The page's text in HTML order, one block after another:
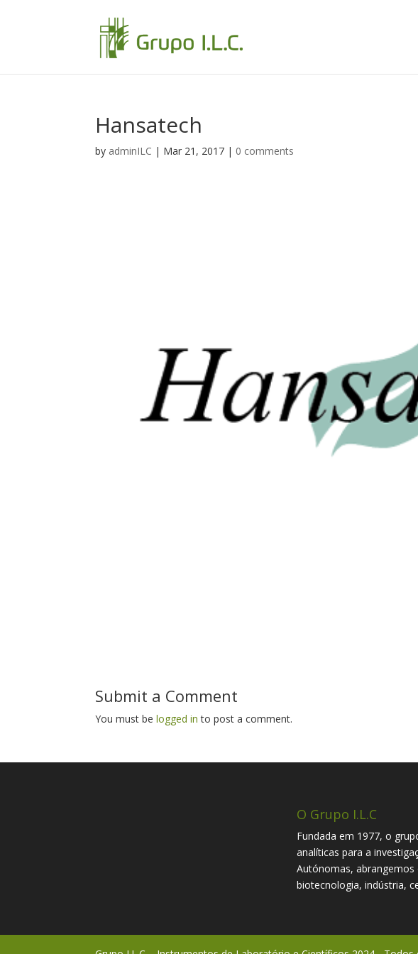
Hansatech
by adminILC | Mar 21, 2017 | 0 comments
Submit a Comment
You must belogged in to post a comment.
O Grupo I.L.C
Fundada em 1977, o
analíticas para a
Autónomas, abrangemos
biotecnologia, indústria,